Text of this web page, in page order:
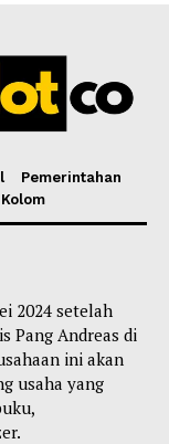
Pemerintahan
Kolom
2024 setelah
Pang Andreas di
ini akan
usaha yang